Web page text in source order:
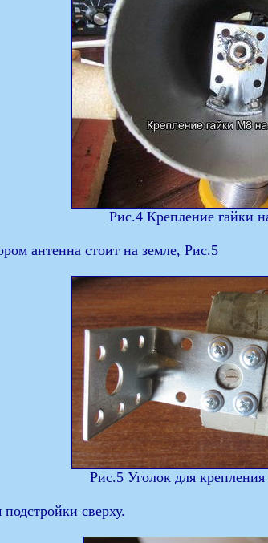
Рис.4 Крепление гайки
антенна стоит на земле, Рис.5
Рис.5 Уголок для
сверху.